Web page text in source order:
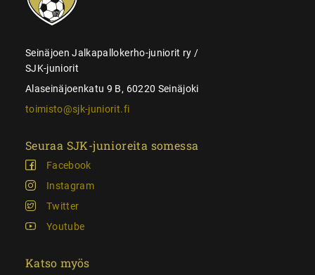
Seinäjoen Jalkapallokerho-juniorit ry /
SJK-juniorit
Alaseinäjoenkatu 9 B, 60220 Seinäjoki
toimisto@sjk-juniorit.fi
Seuraa SJK-junioreita somessa
Facebook
Instagram
Twitter
Youtube
Katso myös